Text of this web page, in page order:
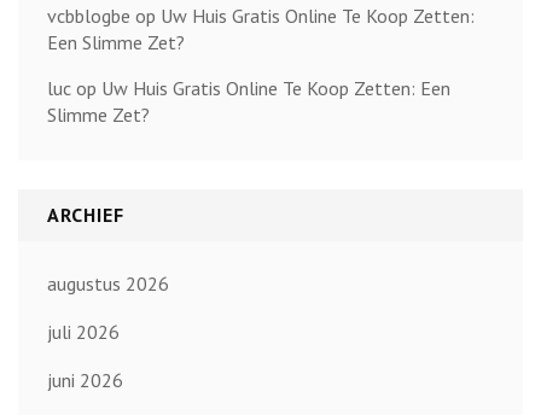
vcbblogbe op Uw Huis Gratis Online Te Koop Zetten:
Een Slimme Zet?
luc op Uw Huis Gratis Online Te Koop Zetten: Een
Slimme Zet?
ARCHIEF
augustus 2026
juli 2026
juni 2026